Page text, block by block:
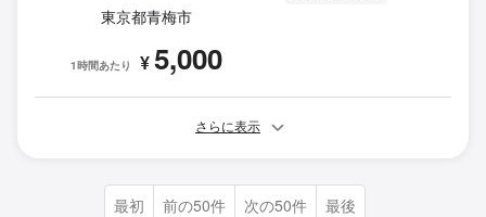
東京都青梅市
1時間あたり ¥5,000
さらに表示
最初 前の50件 次の50件 最後